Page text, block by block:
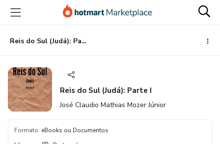
para
conteúdo
principal
para
pagamento
para
rodapé
Reis do Sul (Judá): Parte I
Reis do Sul (Judá): Parte I
José Claudio Mathias Mozer Júnior
Formato: eBooks ou Documentos